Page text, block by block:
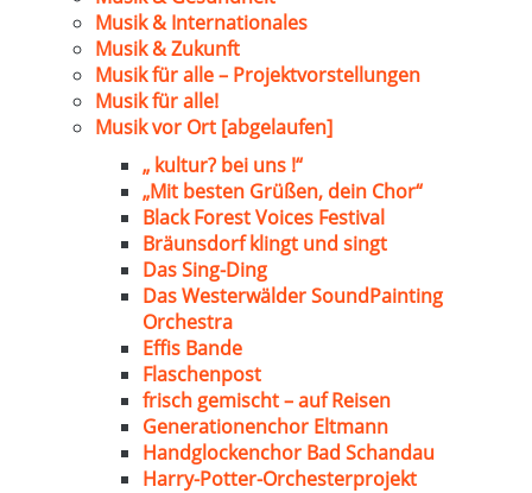
Musik & Internationales
Musik & Zukunft
Musik für alle – Projektvorstellungen
Musik für alle!
Musik vor Ort [abgelaufen]
„ kultur? bei uns !“
„Mit besten Grüßen, dein Chor“
Black Forest Voices Festival
Bräunsdorf klingt und singt
Das Sing-Ding
Das Westerwälder SoundPainting
Orchestra
Effis Bande
Flaschenpost
frisch gemischt – auf Reisen
Generationenchor Eltmann
Handglockenchor Bad Schandau
Harry-Potter-Orchesterprojekt